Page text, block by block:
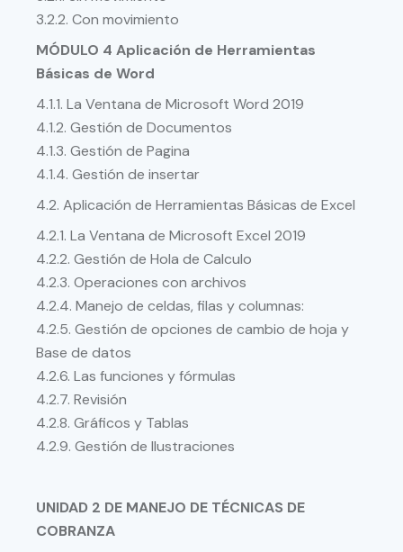
3.2.2. Con movimiento
MÓDULO 4 Aplicación de Herramientas
Básicas de Word
4.1.1. La Ventana de Microsoft Word 2019
4.1.2. Gestión de Documentos
4.1.3. Gestión de Pagina
4.1.4. Gestión de insertar
4.2. Aplicación de Herramientas Básicas de Excel
4.2.1. La Ventana de Microsoft Excel 2019
4.2.2. Gestión de Hola de Calculo
4.2.3. Operaciones con archivos
4.2.4. Manejo de celdas, filas y columnas:
4.2.5. Gestión de opciones de cambio de hoja y
Base de datos
4.2.6. Las funciones y fórmulas
4.2.7. Revisión
4.2.8. Gráficos y Tablas
4.2.9. Gestión de Ilustraciones
UNIDAD 2 DE MANEJO DE TÉCNICAS DE
COBRANZA